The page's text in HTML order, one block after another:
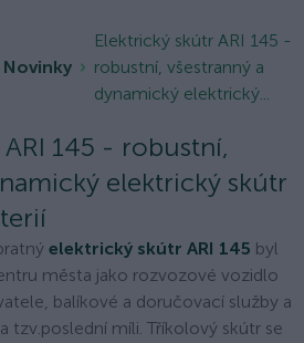
Novinky
Elektrický skútr ARI 145 -
robustní, všestranný a
dynamický elektrický...
145 - robustní,
elektrický skútr
elektrický skútr ARI 145 byl
města jako rozvozové vozidlo
balíkové a doručovací služby a
tzv.poslední míli. Tříkolový skútr se